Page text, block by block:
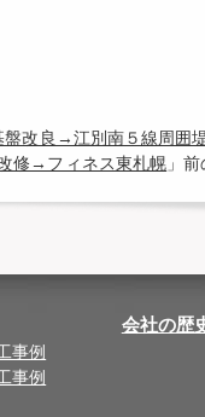
改良→江別南５線周囲
修→フィネス東札幌 」
事例
事例
会社の歴